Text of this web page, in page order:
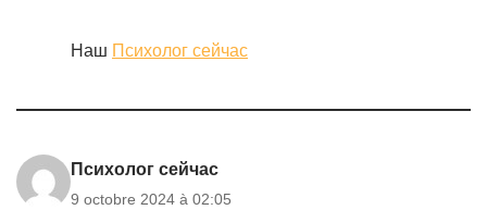
Наш Психолог сейчас
Психолог сейчас
9 octobre 2024 à 02:05